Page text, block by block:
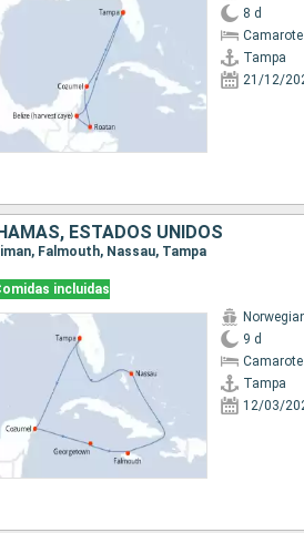
8 d
Tampa
21/12/
ESTADOS UNIDOS
Falmouth, Nassau, Tampa
incluidas
9 d
Tampa
12/03/